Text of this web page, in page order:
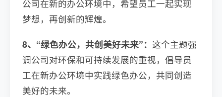
公司在新的办公环境中，希望员工一起实现
梦想，再创新的辉煌。
8、“绿色办公，共创美好未来”： 这个主题强
调公司对环保和可持续发展的重视，倡导员
工在新办公环境中实践绿色办公，共同创造
美好的未来。